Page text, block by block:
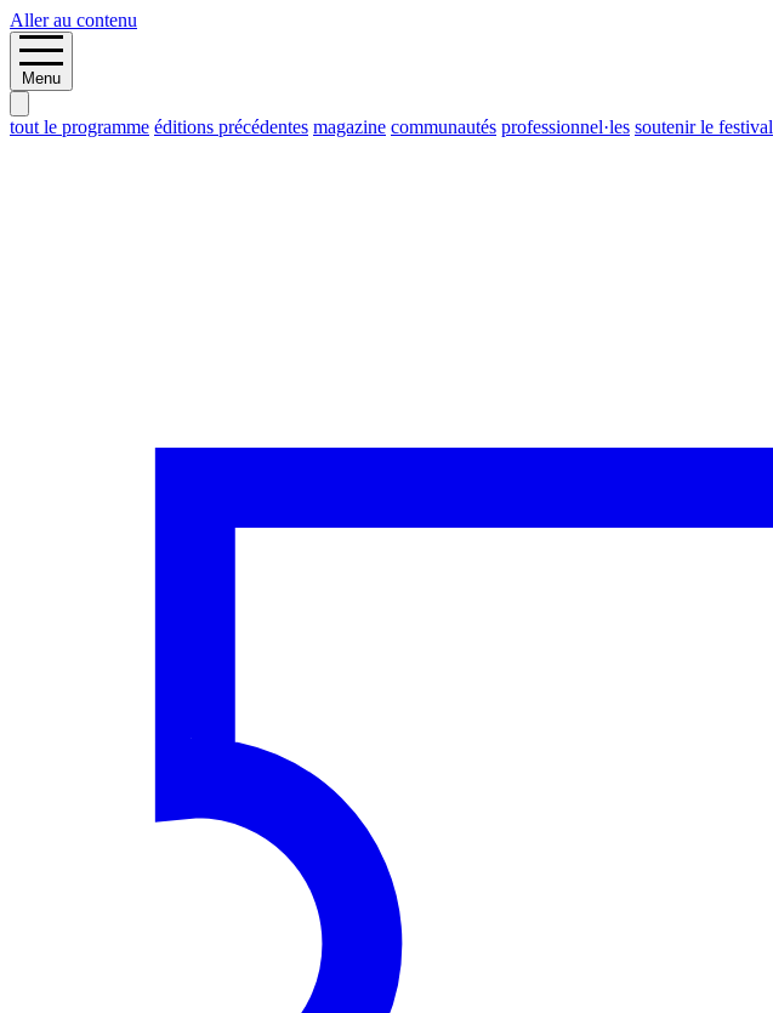
Aller au contenu
Menu
tout le programme éditions précédentes magazine communautés professionnel·les soutenir le festival